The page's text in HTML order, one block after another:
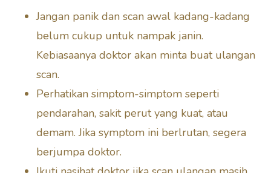
Jangan panik dan scan awal kadang-kadang
belum cukup untuk nampak janin.
Kebiasaanya doktor akan minta buat ulangan
scan.
Perhatikan simptom-simptom seperti
pendarahan, sakit perut yang kuat, atau
demam. Jika symptom ini berlrutan, segera
berjumpa doktor.